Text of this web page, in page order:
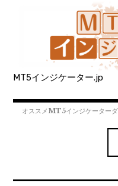
MT5インジケーター.jp
オススメMT5インジケーター